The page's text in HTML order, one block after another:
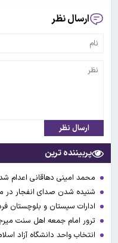
ارسال نظر
ارسال نظر
پربیننده ترین
محمد امینی دهاقانی اعدام
شنیده شدن صدای انفجار در
ادارات سیستان و بلوچستان
ترور امام جمعه اهل سنت
انتخاب واحد دانشگاه آزاد اسلامی از ۲۴ مرداد